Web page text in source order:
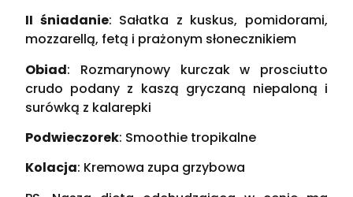
II śniadanie: Sałatka z kuskus, pomidorami,
mozzarellą, fetą i prażonym słonecznikiem
Obiad: Rozmarynowy kurczak w prosciutto
crudo podany z kaszą gryczaną niepaloną i
surówką z kalarepki
Podwieczorek: Smoothie tropikalne
Kolacja: Kremowa zupa grzybowa